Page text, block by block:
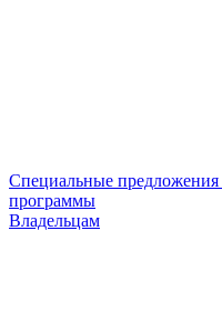
Специальные предложения
программы
Владельцам